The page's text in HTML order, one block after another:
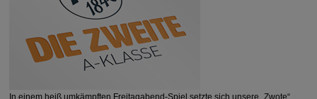
In einem heiß umkämpften Freitagabend-Spiel setzte sich unsere „Zwote“